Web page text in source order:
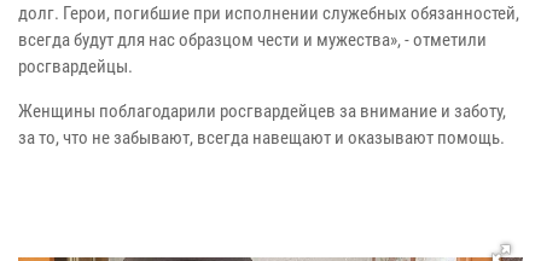
долг. Герои, погибшие при исполнении служебных обязанностей,
всегда будут для нас образцом чести и мужества», - отметили
росгвардейцы.
Женщины поблагодарили росгвардейцев за внимание и заботу,
за то, что не забывают, всегда навещают и оказывают помощь.